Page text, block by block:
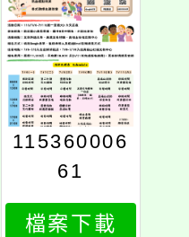
115360006
61
檔案下載